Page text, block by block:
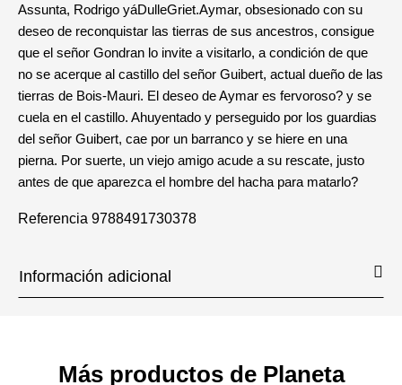
Assunta, Rodrigo yáDulleGriet.Aymar, obsesionado con su
deseo de reconquistar las tierras de sus ancestros, consigue
que el señor Gondran lo invite a visitarlo, a condición de que
no se acerque al castillo del señor Guibert, actual dueño de las
tierras de Bois-Mauri. El deseo de Aymar es fervoroso? y se
cuela en el castillo. Ahuyentado y perseguido por los guardias
del señor Guibert, cae por un barranco y se hiere en una
pierna. Por suerte, un viejo amigo acude a su rescate, justo
antes de que aparezca el hombre del hacha para matarlo?
Referencia 9788491730378
Información adicional
Más productos de Planeta